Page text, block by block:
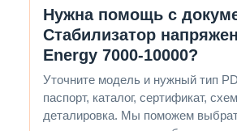
Нужна помощь с
Стабилизатор
Energy 7000-10000?
Уточните модель и нужный тип
паспорт, каталог, сертификат,
деталировка. Мы поможем